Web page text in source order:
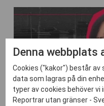
Denna webbplats
Cookies ("kakor") består
data som lagras på din
typer av cookies behöver
Reportrar utan gränser -